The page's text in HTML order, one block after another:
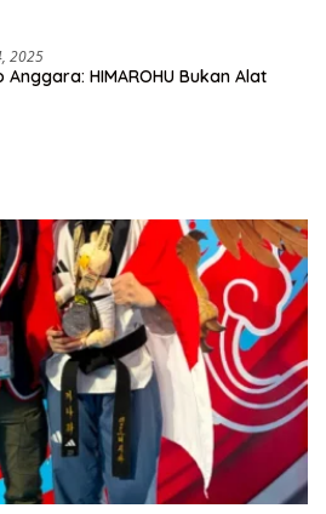
2025
Anggara: HIMAROHU Bukan Alat